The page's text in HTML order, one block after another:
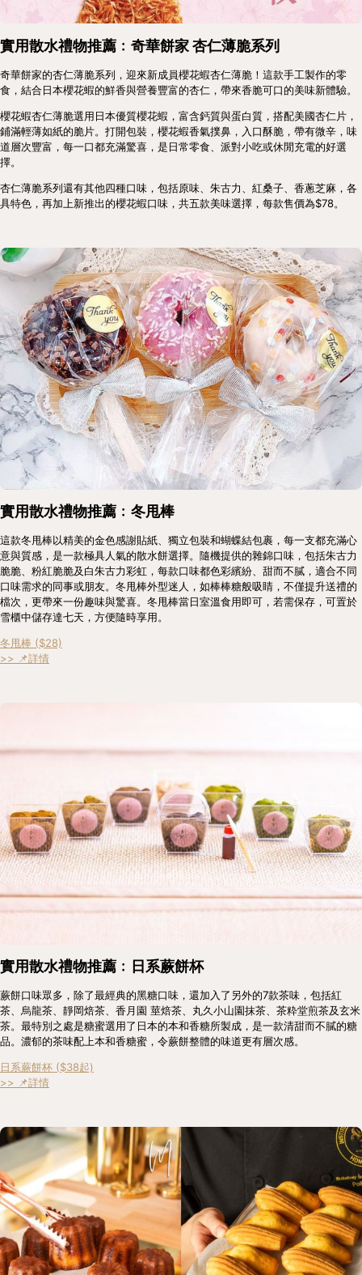
實用散水禮物推薦﹕奇華餅家 杏仁薄脆系列
奇華餅家的杏仁薄脆系列，迎來新成員櫻花蝦杏仁薄脆！這款手工製作的零
食，結合日本櫻花蝦的鮮香與營養豐富的杏仁，帶來香脆可口的美味新體驗。
櫻花蝦杏仁薄脆選用日本優質櫻花蝦，富含鈣質與蛋白質，搭配美國杏仁片，
鋪滿輕薄如紙的脆片。打開包裝，櫻花蝦香氣撲鼻，入口酥脆，帶有微辛，味
道層次豐富，每一口都充滿驚喜，是日常零食、派對小吃或休閒充電的好選
擇。
杏仁薄脆系列還有其他四種口味，包括原味、朱古力、紅桑子、香蔥芝麻，各
具特色，再加上新推出的櫻花蝦口味，共五款美味選擇，每款售價為$78。
實用散水禮物推薦﹕冬甩棒
這款冬甩棒以精美的金色感謝貼紙、獨立包裝和蝴蝶結包裹，每一支都充滿心
意與質感，是一款極具人氣的散水餅選擇。隨機提供的雜錦口味，包括朱古力
脆脆、粉紅脆脆及白朱古力彩虹，每款口味都色彩繽紛、甜而不膩，適合不同
口味需求的同事或朋友。冬甩棒外型迷人，如棒棒糖般吸睛，不僅提升送禮的
檔次，更帶來一份趣味與驚喜。冬甩棒當日室溫食用即可，若需保存，可置於
雪櫃中儲存達七天，方便隨時享用。
冬甩棒 ($28)
>> 📌詳情
實用散水禮物推薦﹕日系蕨餅杯
蕨餅口味眾多，除了最經典的黑糖口味，還加入了另外的7款茶味，包括紅
茶、烏龍茶、靜岡焙茶、香月園 莖焙茶、丸久小山園抹茶、茶粋堂煎茶及玄米
茶。最特別之處是糖蜜選用了日本的本和香糖所製成，是一款清甜而不膩的糖
品。濃郁的茶味配上本和香糖蜜，令蕨餅整體的味道更有層次感。
日系蕨餅杯 ($38起)
>> 📌詳情